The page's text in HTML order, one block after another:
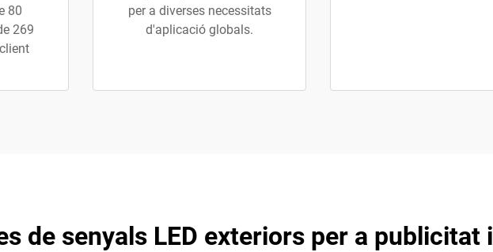
80
269
per a diverses necessitats
d'aplicació globals.
de senyals LED exteriors per a